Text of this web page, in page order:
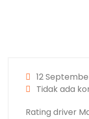
12
Tidak ada
Rating driver